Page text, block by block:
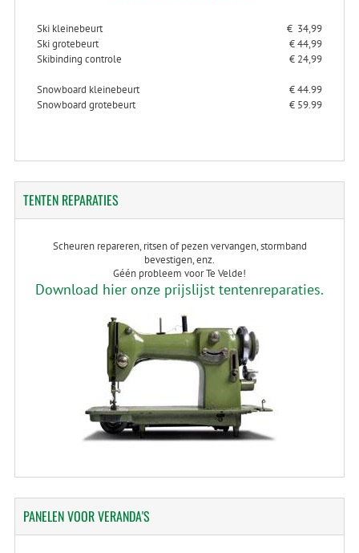
Ski kleinebeurt
€ 34,99
Ski grotebeurt
€ 44,99
Skibinding controle
€ 24,99
Snowboard kleinebeurt
€ 44.99
Snowboard grotebeurt
€ 59.99
TENTENREPARATIES
Scheuren repareren, ritsen of pezen vervangen, stormband
bevestigen, enz.
Géén probleem voor Te Velde!
Download hier onze prijslijst tentenreparaties.
PANELENVOOR VERANDA'S